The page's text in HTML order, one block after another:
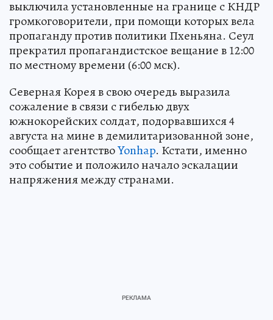
выключила установленные на границе с КНДР
громкоговорители, при помощи которых вела
пропаганду против политики Пхеньяна. Сеул
прекратил пропагандистское вещание в 12:00
по местному времени (6:00 мск).
Северная Корея в свою очередь выразила
сожаление в связи с гибелью двух
южнокорейских солдат, подорвавшихся 4
августа на мине в демилитаризованной зоне,
сообщает агентствоYonhap. Кстати, именно
это событие и положило начало эскалации
напряжения между странами.